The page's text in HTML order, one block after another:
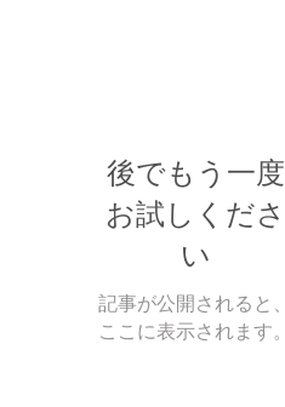
後でもう一度
お試しくださ
い
記事が公開されると、
ここに表示されます。